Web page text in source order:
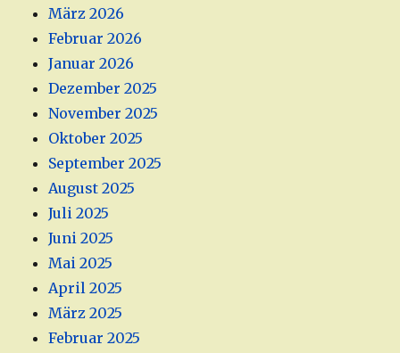
März 2026
Februar 2026
Januar 2026
Dezember 2025
November 2025
Oktober 2025
September 2025
August 2025
Juli 2025
Juni 2025
Mai 2025
April 2025
März 2025
Februar 2025